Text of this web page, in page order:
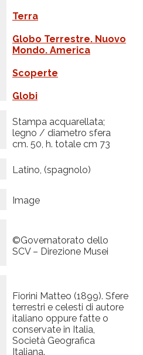
Terra
Globo Terrestre. Nuovo
Mondo. America
Scoperte
Globi
Stampa acquarellata;
legno / diametro sfera
cm. 50, h. totale cm 73
Latino, (spagnolo)
Image
©Governatorato dello
SCV – Direzione Musei
Fiorini Matteo (1899). Sfere
terrestri e celesti di autore
italiano oppure fatte o
conservate in Italia,
Società Geografica
Italiana.